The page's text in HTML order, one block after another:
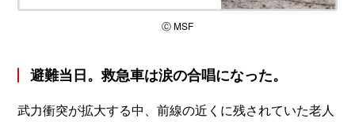
Ⓒ MSF
避難当日。救急車は涙の合唱になった。
武力衝突が拡大する中、前線の近くに残されていた老人